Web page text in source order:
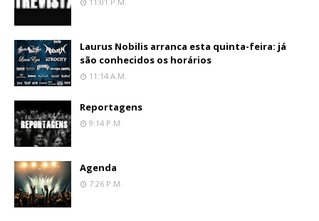
Laurus Nobilis arranca esta quinta-feira: já
são conhecidos os horários
11:14 A.m.
Reportagens
9:14 P.m.
Agenda
7:26 P.m.